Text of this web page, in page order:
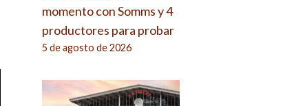
momento con Somms y 4
productores para probar
5 de agosto de 2026